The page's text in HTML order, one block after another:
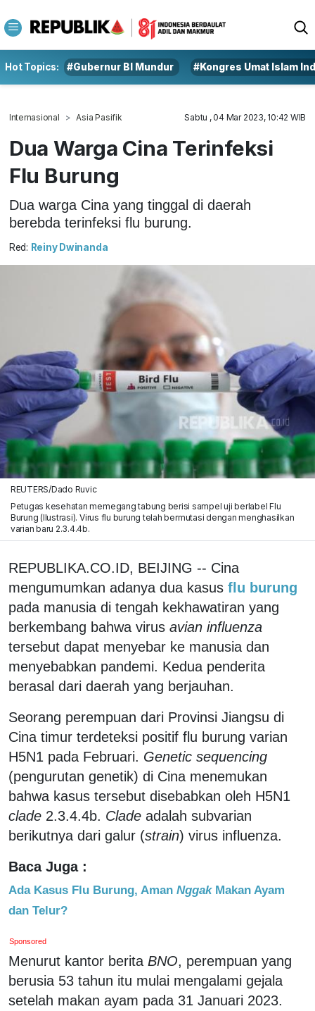
Hot Topics: #Gubernur BI Mundur #Kongres Umat Islam
Internasional Asia Pasifik Sabtu , 04 Mar 2023, 10:42 WIB
Dua Warga Cina Terinfeksi
Flu Burung
Dua warga Cina yang tinggal di daerah
berebda terinfeksi flu burung.
Red: Reiny Dwinanda
REUTERS/Dado Ruvic
Petugas kesehatan memegang tabung berisi sampel uji berlabel Flu
Burung (Ilustrasi). Virus flu burung telah bermutasi dengan menghasilkan
varian baru 2.3.4.4b.
REPUBLIKA.CO.ID, BEIJING -- Cina
mengumumkan adanya dua kasus flu burung
pada manusia di tengah kekhawatiran yang
berkembang bahwa virus avian influenza
tersebut dapat menyebar ke manusia dan
menyebabkan pandemi. Kedua penderita
berasal dari daerah yang berjauhan.
Seorang perempuan dari Provinsi Jiangsu di
Cina timur terdeteksi positif flu burung varian
H5N1 pada Februari. Genetic sequencing
(pengurutan genetik) di Cina menemukan
bahwa kasus tersebut disebabkan oleh H5N1
clade 2.3.4.4b. Clade adalah subvarian
berikutnya dari galur (strain) virus influenza.
Baca Juga :
Ada Kasus Flu Burung, Aman NggakMakan Ayam
dan Telur?
Sponsored
Menurut kantor berita BNO, perempuan yang
berusia 53 tahun itu mulai mengalami gejala
setelah makan ayam pada 31 Januari 2023.